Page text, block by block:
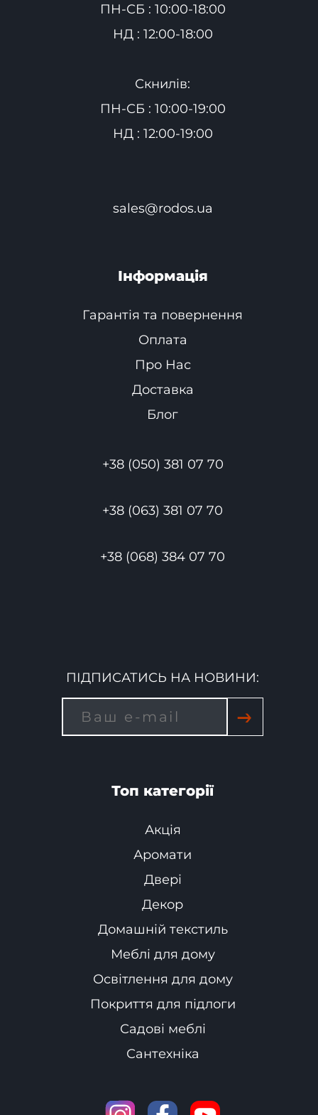
ПН-СБ : 10:00-18:00
НД : 12:00-18:00
Скнилів:
ПН-СБ : 10:00-19:00
НД : 12:00-19:00
sales@rodos.ua
Інформація
Гарантія та повернення
Оплата
Про Нас
Доставка
Блог
+38 (050) 381 07 70
+38 (063) 381 07 70
+38 (068) 384 07 70
ПІДПИСАТИСЬ НА НОВИНИ:
→
Топ категорії
Акція
Аромати
Двері
Декор
Домашній текстиль
Меблі для дому
Освітлення для дому
Покриття для підлоги
Садові меблі
Сантехніка